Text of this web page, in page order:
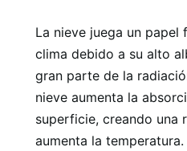
La nieve juega un papel
clima debido a su alto
gran parte de la
nieve aumenta la
superficie, creando una
aumenta la temperatura.